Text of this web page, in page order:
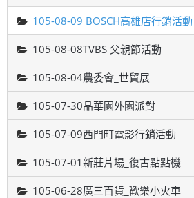
105-08-09 BOSCH高雄店行銷活動
105-08-08TVBS 父親節活動
105-08-04農委會_世貿展
105-07-30晶華園外園派對
105-07-09西門町電影行銷活動
105-07-01新莊片場_復古點點機
105-06-28廣三百貨_歡樂小火車